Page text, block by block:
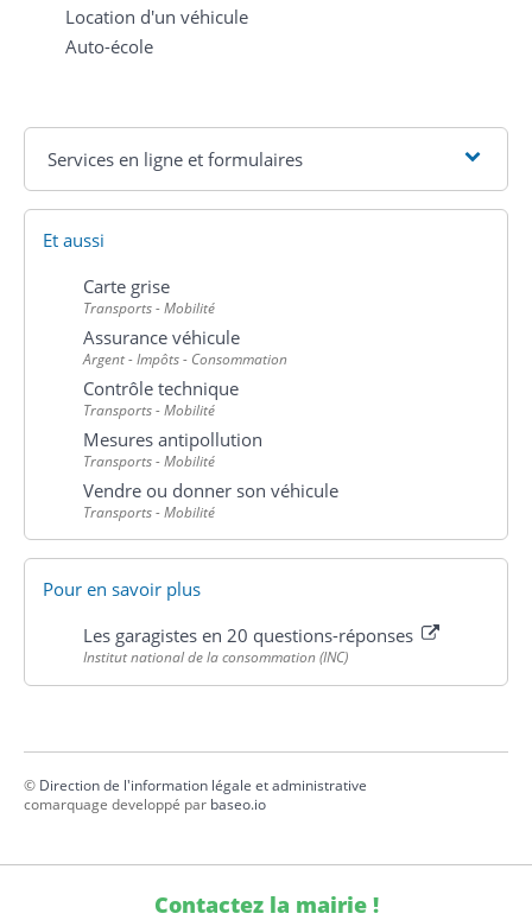
Location d'un véhicule
Auto-école
Services en ligne et formulaires
Et aussi
Carte grise
Transports - Mobilité
Assurance véhicule
Argent - Impôts - Consommation
Contrôle technique
Transports - Mobilité
Mesures antipollution
Transports - Mobilité
Vendre ou donner son véhicule
Transports - Mobilité
Pour en savoir plus
Les garagistes en 20 questions-réponses
Institut national de la consommation (INC)
© Direction de l'information légale et administrative
comarquage developpé par baseo.io
Contactez la mairie !